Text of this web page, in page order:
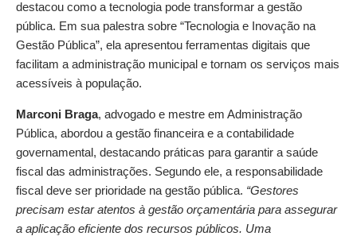
destacou como a tecnologia pode transformar a gestão
pública. Em sua palestra sobre “Tecnologia e Inovação na
Gestão Pública”, ela apresentou ferramentas digitais que
facilitam a administração municipal e tornam os serviços mais
acessíveis à população.
Marconi Braga, advogado e mestre em Administração
Pública, abordou a gestão financeira e a contabilidade
governamental, destacando práticas para garantir a saúde
fiscal das administrações. Segundo ele, a responsabilidade
fiscal deve ser prioridade na gestão pública. “Gestores
precisam estar atentos à gestão orçamentária para assegurar
a aplicação eficiente dos recursos públicos. Uma